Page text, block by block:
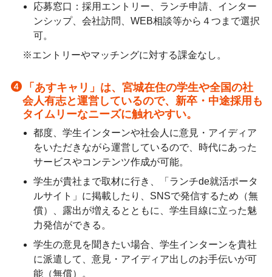
応募窓口：採用エントリー、ランチ申請、インター
ンシップ、会社訪問、WEB相談等から４つまで選択
可。
※エントリーやマッチングに対する課金なし。
「あすキャリ」は、宮城在住の学生や全国の社
会人有志と運営しているので、新卒・中途採用も
タイムリーなニーズに触れやすい。
都度、学生インターンや社会人に意見・アイディア
をいただきながら運営しているので、時代にあった
サービスやコンテンツ作成が可能。
学生が貴社まで取材に行き、「ランチde就活ポータ
ルサイト」に掲載したり、SNSで発信するため（無
償）、露出が増えるとともに、学生目線に立った魅
力発信ができる。
学生の意見を聞きたい場合、学生インターンを貴社
に派遣して、意見・アイディア出しのお手伝いが可
能（無償）。